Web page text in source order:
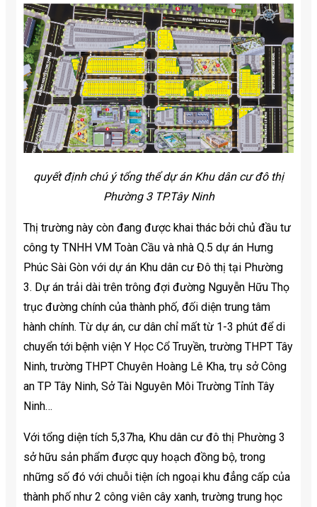
quyết định chú ý tổng thể dự án Khu dân cư đô thị
Phường 3 TP.Tây Ninh
Thị trường này còn đang được khai thác bởi chủ đầu tư
công ty TNHH VM Toàn Cầu và nhà Q.5 dự án Hưng
Phúc Sài Gòn với dự án Khu dân cư Đô thị tại Phường
3. Dự án trải dài trên trông đợi đường Nguyễn Hữu Thọ
trục đường chính của thành phố, đối diện trung tâm
hành chính. Từ dự án, cư dân chỉ mất từ 1-3 phút để di
chuyển tới bệnh viện Y Học Cổ Truyền, trường THPT Tây
Ninh, trường THPT Chuyên Hoàng Lê Kha, trụ sở Công
an TP Tây Ninh, Sở Tài Nguyên Môi Trường Tỉnh Tây
Ninh…
Với tổng diện tích 5,37ha, Khu dân cư đô thị Phường 3
sở hữu sản phẩm được quy hoạch đồng bộ, trong
những số đó với chuỗi tiện ích ngoại khu đẳng cấp của
thành phố như 2 công viên cây xanh, trường trung học